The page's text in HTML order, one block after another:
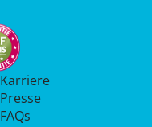
Karriere
Presse
FAQs